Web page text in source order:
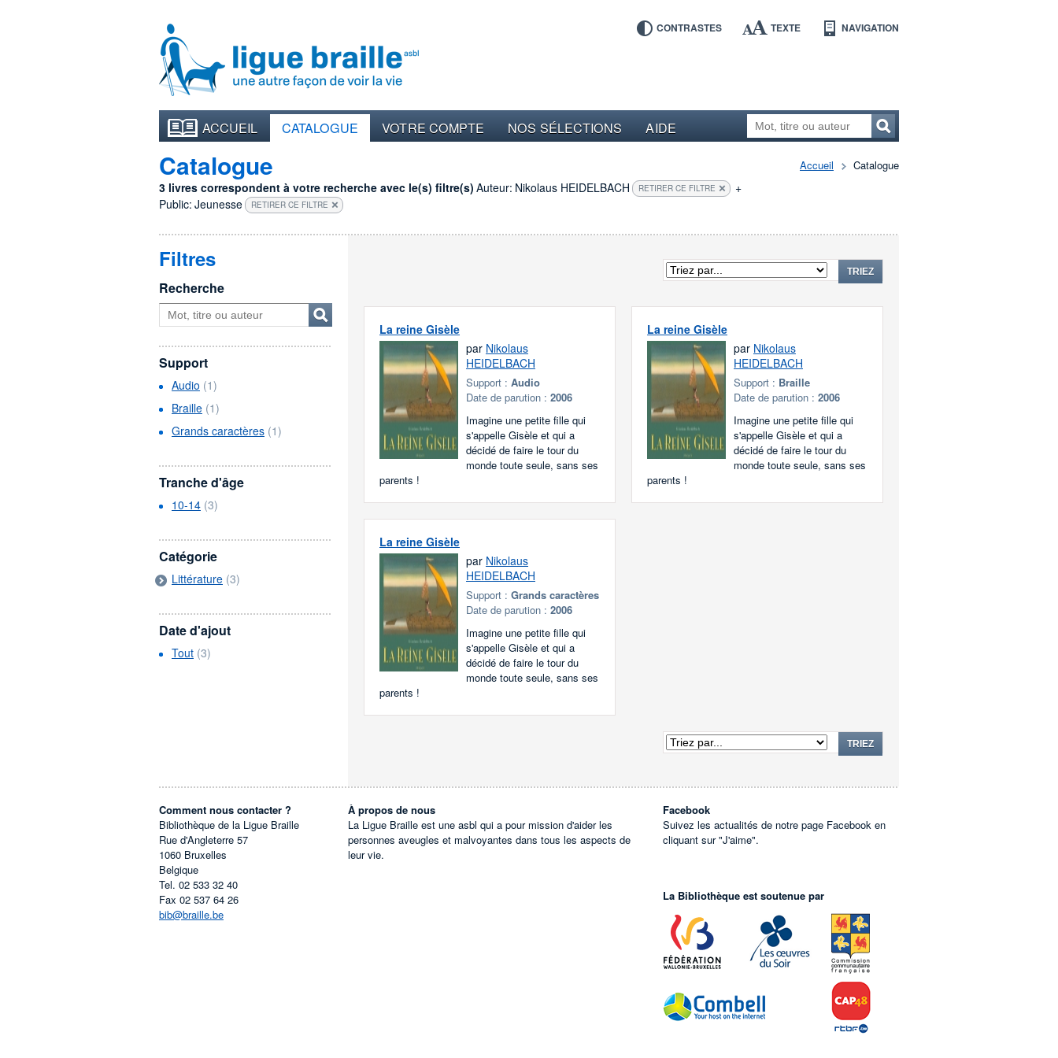
CONTRASTES TEXTE NAVIGATION
ACCUEIL CATALOGUE VOTRE COMPTE NOS SÉLECTIONS AIDE
Accueil Catalogue
Catalogue
3 livres correspondent à votre recherche avec le(s) filtre(s) Auteur: Nikolaus HEIDELBACH RETIRER CE FILTRE
+
Public: Jeunesse RETIRER CE FILTRE
TRIEZ
La reine Gisèle
par Nikolaus
HEIDELBACH
Support :Audio
Date de parution :2006
Imagine une petite fille qui
s'appelle Gisèle et qui a
décidé de faire le tour du
monde toute seule, sans ses
parents !
La reine Gisèle
par Nikolaus
HEIDELBACH
Support : Braille
Date de parution : 2006
Imagine une petite fille qui
s'appelle Gisèle et qui a
décidé de faire le tour du
monde toute seule, sans ses
parents !
La reine Gisèle
par Nikolaus
HEIDELBACH
Support :Grands caractères
Date de parution :2006
Imagine une petite fille qui
s'appelle Gisèle et qui a
décidé de faire le tour du
monde toute seule, sans ses
parents !
TRIEZ
Filtres
Recherche
Support
Audio (1)
Braille (1)
Grands caractères (1)
Tranche d'âge
10-14 (3)
Catégorie
Littérature (3)
Date d'ajout
Tout (3)
Comment nous contacter ?
Bibliothèque de la Ligue Braille
Rue d'Angleterre 57
1060 Bruxelles
Belgique
Tel. 02 533 32 40
Fax 02 537 64 26
bib@braille.be
À propos de nous
La Ligue Braille est une asbl qui a pour mission d'aider les
personnes aveugles et malvoyantes dans tous les aspects de
leur vie.
Facebook
Suivez les actualités de notre page Facebook en
cliquant sur "J'aime".
La Bibliothèque est soutenue par